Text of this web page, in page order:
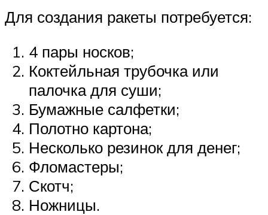
Для создания ракеты потребуется:
4 пары носков;
Коктейльная трубочка или
палочка для суши;
Бумажные салфетки;
Полотно картона;
Несколько резинок для денег;
Фломастеры;
Скотч;
Ножницы.